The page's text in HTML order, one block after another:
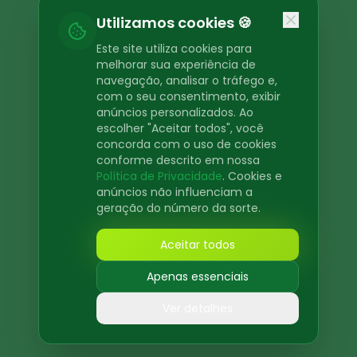
Return to Home
Utilizamos cookies 🍪
Este site utiliza cookies para
melhorar sua experiência de
navegação, analisar o tráfego e,
com o seu consentimento, exibir
anúncios personalizados. Ao
escolher "Aceitar todos", você
concorda com o uso de cookies
conforme descrito em nossa
Política de Privacidade. Cookies e
anúncios não influenciam a
geração do número da sorte.
Aceitar todos
Apenas essenciais